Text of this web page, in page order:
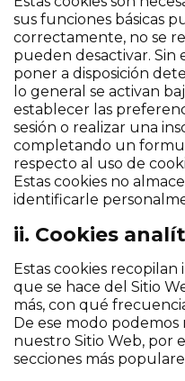
sus funciones básicas
correctamente, no se
pueden desactivar. Sin
poner a disposición
lo general se activan
establecer las
sesión o realizar una
completando un
respecto al uso de
Estas cookies no
identificarle
ii. Cookies
Estas cookies
que se hace del Sitio
más, con qué
De ese modo
nuestro Sitio Web, por
secciones más